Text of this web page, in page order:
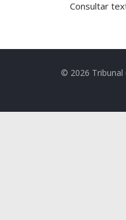
Consultar
© 2026 Tribunal